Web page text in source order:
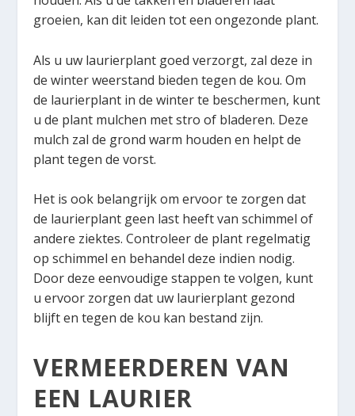
groeien, kan dit leiden tot een ongezonde plant.
Als u uw laurierplant goed verzorgt, zal deze in
de winter weerstand bieden tegen de kou. Om
de laurierplant in de winter te beschermen, kunt
u de plant mulchen met stro of bladeren. Deze
mulch zal de grond warm houden en helpt de
plant tegen de vorst.
Het is ook belangrijk om ervoor te zorgen dat
de laurierplant geen last heeft van schimmel of
andere ziektes. Controleer de plant regelmatig
op schimmel en behandel deze indien nodig.
Door deze eenvoudige stappen te volgen, kunt
u ervoor zorgen dat uw laurierplant gezond
blijft en tegen de kou kan bestand zijn.
VERMEERDEREN VAN
EEN LAURIER